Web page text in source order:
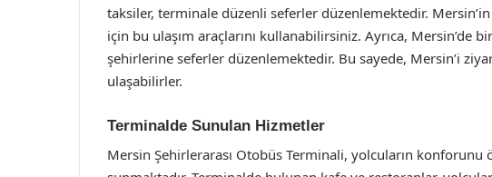
taksiler, terminale düzenli seferler düzenlemektedir.
için bu ulaşım araçlarını kullanabilirsiniz. Ayrıca, Mersin’de
şehirlerine seferler düzenlemektedir. Bu sayede, Mersin’i
ulaşabilirler.
Terminalde Sunulan Hizmetler
Mersin Şehirlerarası Otobüs Terminali, yolcuların